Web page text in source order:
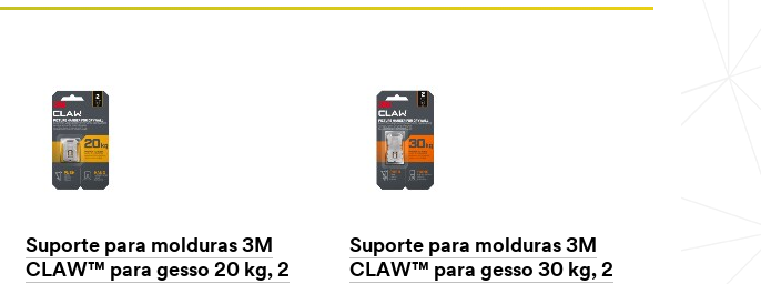
Suporte para molduras 3M
CLAW™ para gesso 20 kg, 2
Suporte para molduras 3M
CLAW™ para gesso 30 kg, 2